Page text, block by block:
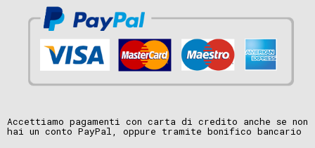
Accettiamo pagamenti con carta di credito anche se non
hai un conto PayPal, oppure tramite bonifico bancario